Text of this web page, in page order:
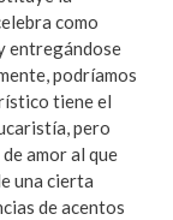
como
entregándose
podríamos
tiene el
pero
amor al que
una cierta
de acentos